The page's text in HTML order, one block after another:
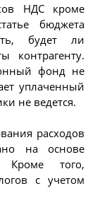
НДС кроме
бюджета
будет ли
контрагенту.
фонд не
уплаченный
не ведется.
расходов
на основе
Кроме того,
с учетом